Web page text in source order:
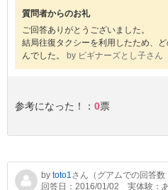
質問者からのお礼
ご回答ありがとうございました。
結局往復タクシーを利用したため、
んでした。 by ビギナーズとし子さん
参考になった！： 0票
by toto1さん（グアムでの回答数
回答日：2016/01/02
実体験：